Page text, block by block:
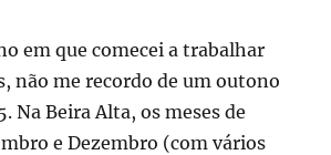
em que comecei a trabalhar
não me recordo de um outono
Na Beira Alta, os meses de
e Dezembro (com vários